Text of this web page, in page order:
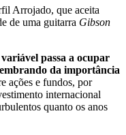
Arrojado, que aceita
de uma guitarra Gibson
passa a ocupar
da importância
ações e fundos, por
internacional
quanto os anos